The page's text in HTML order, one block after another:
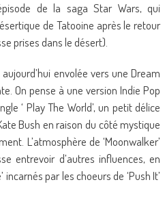
de la saga Star Wars, qui
de Tatooine après le retour
prises dans le désert).
envolée vers une Dream
On pense à une version Indie Pop
‘ Play The World’, un petit délice
Bush en raison du côté mystique
L’atmosphère de ‘Moonwalker’
entrevoir d’autres influences, en
par les choeurs de ‘Push It’